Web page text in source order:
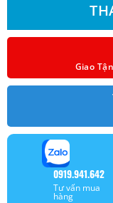
Giao
0919.941.642
Tư vấn mua
hàng